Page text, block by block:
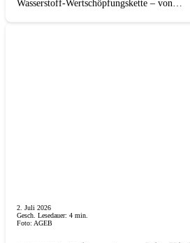
Wasserstoff-Wertschöpfungskette – von…
2. Juli 2026
Gesch. Lesedauer: 4 min.
Foto: AGEB